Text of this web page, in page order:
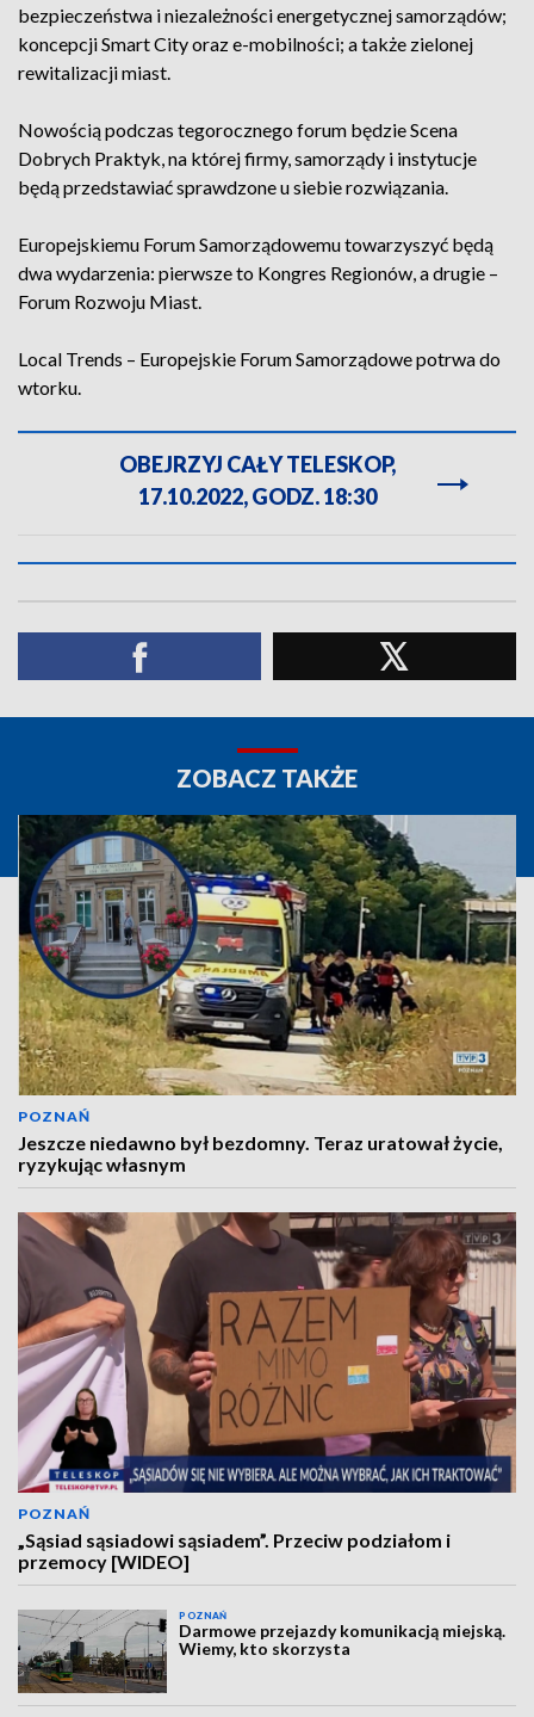
bezpieczeństwa i niezależności energetycznej samorządów;
koncepcji Smart City oraz e-mobilności; a także zielonej
rewitalizacji miast.
Nowością podczas tegorocznego forum będzie Scena
Dobrych Praktyk, na której firmy, samorządy i instytucje
będą przedstawiać sprawdzone u siebie rozwiązania.
Europejskiemu Forum Samorządowemu towarzyszyć będą
dwa wydarzenia: pierwsze to Kongres Regionów, a drugie –
Forum Rozwoju Miast.
Local Trends – Europejskie Forum Samorządowe potrwa do
wtorku.
OBEJRZYJ CAŁY TELESKOP,
17.10.2022, GODZ. 18:30
ZOBACZ TAKŻE
POZNAŃ
Jeszcze niedawno był bezdomny. Teraz uratował życie,
ryzykując własnym
POZNAŃ
„Sąsiad sąsiadowi sąsiadem”. Przeciw podziałom i
przemocy [WIDEO]
POZNAŃ
Darmowe przejazdy komunikacją miejską.
Wiemy, kto skorzysta